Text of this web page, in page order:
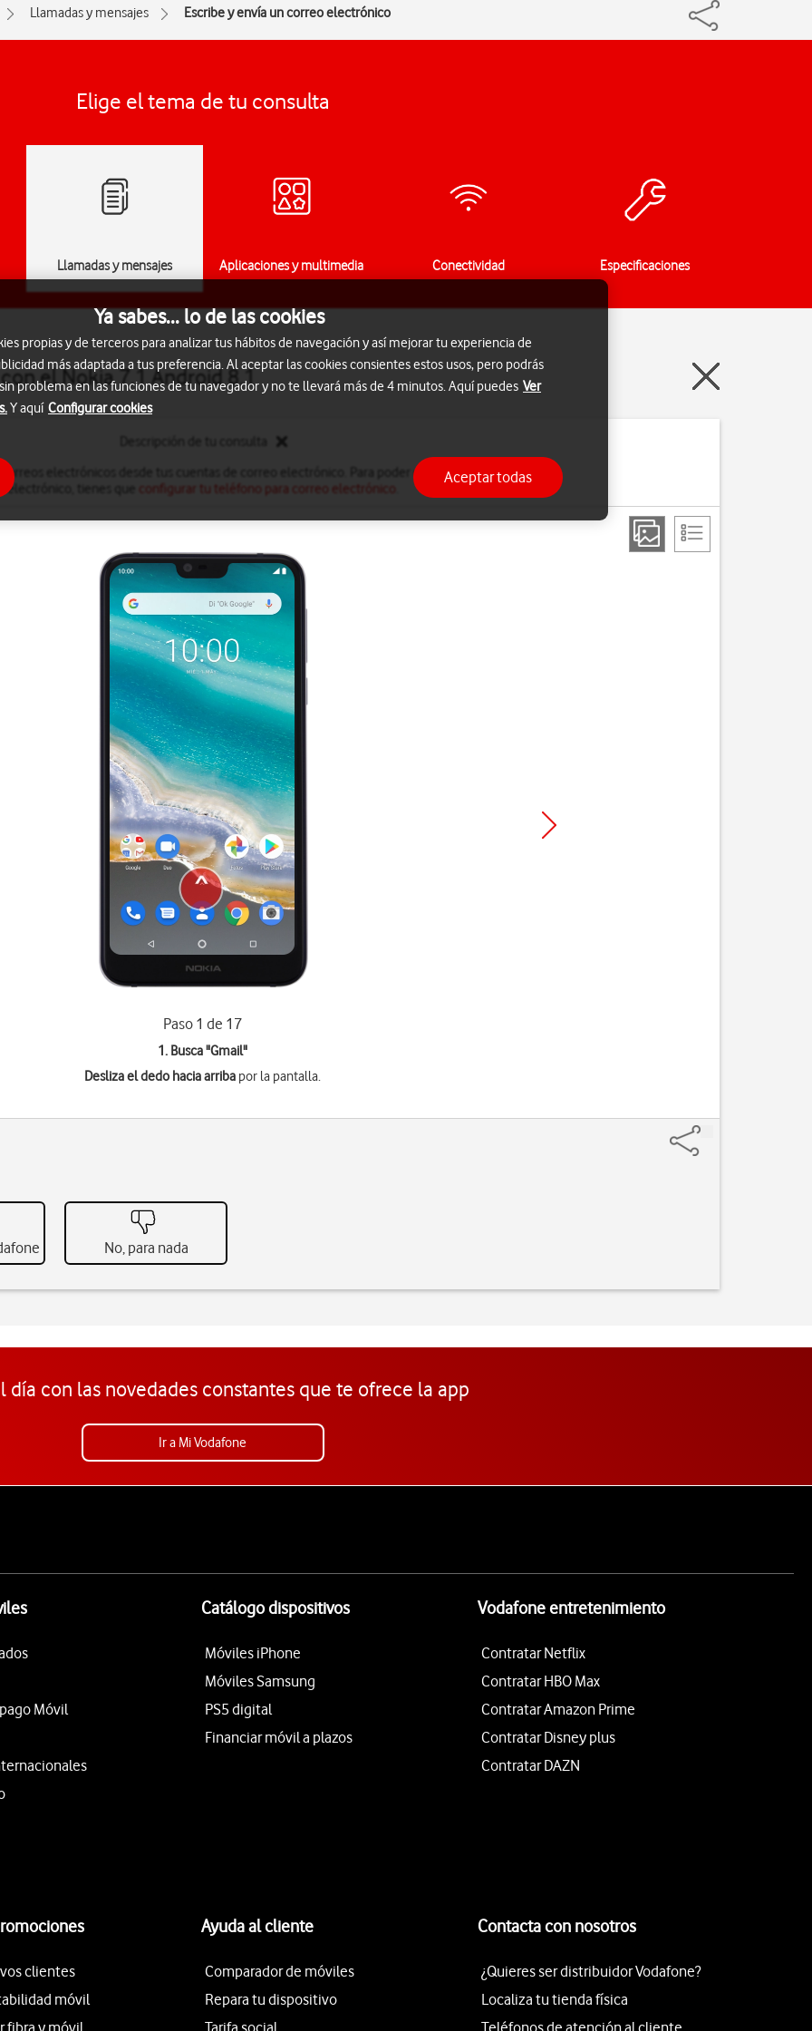
Llamadas y mensajes Escribe y envía un correo electrónico
Elige el tema de tu consulta
Llamadas y mensajes Aplicaciones y multimedia Conectividad Especificaciones
el Nokia 7.1 Android 8.1
correos electrónicos desde tus cuentas de correo electrónico. Para poder enviar y recibir correo
electrónico, tienes que
configurar tu teléfono para correo electrónico
Paso 1 de 17
1. Busca "Gmail"
Desliza el dedo hacia arriba por la pantalla.
No, para nada
día con las novedades constantes que te ofrece la app
Ir a Mi Vodafone
Móvil
Catálogo dispositivos
Móviles iPhone
Móviles Samsung
PS5 digital
Financiar móvil a plazos
Vodafone entretenimiento
Contratar Netflix
Contratar HBO Max
Contratar Amazon Prime
Contratar Disney plus
Contratar DAZN
clientes
móvil
fibra y móvil
Ayuda al cliente
Comparador de móviles
Repara tu dispositivo
Tarifa social
Contacta con nosotros
¿Quieres ser distribuidor Vodafone?
Localiza tu tienda física
Teléfonos de atención al cliente
Ya sabes... lo de las cookies
propias y de terceros para analizar tus hábitos de navegación y así mejorar tu experiencia de
más adaptada a tus preferencia. Al aceptar las cookies consientes estos usos, pero podrás
problema en las funciones de tu navegador y no te llevará más de 4 minutos. Aquí puedes Ver
Y aquí Configurar cookies
Aceptar todas